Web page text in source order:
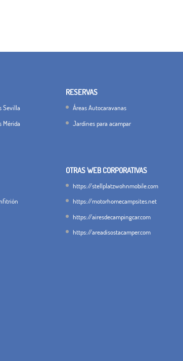
Sevilla
Mérida
RESERVAS
Áreas Autocaravanas
Jardines para acampar
OTRAS WEB CORPORATIVAS
https://stellplatzwohnmobile.com
https://motorhomecampsites.net
https://airesdecampingcar.com
https://areadisostacamper.com